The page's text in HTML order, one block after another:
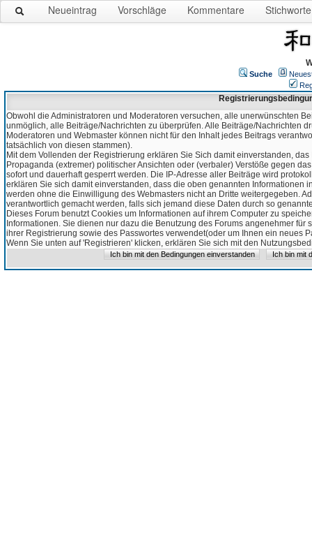
Neueintrag Vorschläge Kommentare Stichworte
Suche
Obwohl die Administratoren und Moderatoren versuchen, alle unerwünschten
unmöglich, alle Beiträge/Nachrichten zu überprüfen. Alle Beiträge/Nachrichten
Moderatoren und Webmaster können nicht für den Inhalt jedes Beitrags
tatsächlich von diesen stammen).
Mit dem Vollenden der Registrierung erklären Sie Sich damit einverstanden,
Propaganda (extremer) politischer Ansichten oder (verbaler) Verstöße gegen
sofort und dauerhaft gesperrt werden. Die IP-Adresse aller Beiträge wird
erklären Sie sich damit einverstanden, dass die oben genannten Informationen
werden ohne die Einwilligung des Webmasters nicht an Dritte weitergegeben.
verantwortlich gemacht werden, falls sich jemand diese Daten durch so
Dieses Forum benutzt Cookies um Informationen auf ihrem Computer zu
Informationen. Sie dienen nur dazu die Benutzung des Forums angenehmer
ihrer Registrierung sowie des Passwortes verwendet(oder um Ihnen ein neues
Wenn Sie unten auf 'Registrieren' klicken, erklären Sie sich mit den